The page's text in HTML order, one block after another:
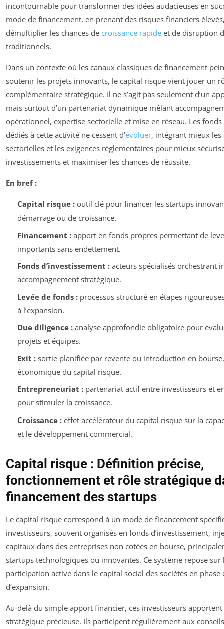
incontournable pour transformer des idées audacieuses en
mode de financement, en prenant des risques financiers
démultiplier les chances de croissance rapide et de disruption
traditionnels.
Dans un contexte où les canaux classiques de financement
soutenir les projets innovants, le capital risque vient jouer un
complémentaire stratégique. Il ne s’agit pas seulement d’un
mais surtout d’un partenariat dynamique mêlant
opérationnel, expertise sectorielle et mise en réseau. Les fonds
dédiés à cette activité ne cessent d’évoluer, intégrant mieux les
sectorielles et les exigences réglementaires pour mieux
investissements et maximiser les chances de réussite.
En bref :
Capital risque :outil clé pour financer les startups
démarrage ou de croissance.
Financement :apport en fonds propres permettant de
importants sans endettement.
Fonds d’investissement :acteurs spécialisés orchestrant
accompagnement stratégique.
Levée de fonds :processus structuré en étapes
à l’expansion.
Due diligence :analyse approfondie obligatoire pour
projets et équipes.
Exit :sortie planifiée par revente ou introduction en
économique du capital risque.
Entrepreneuriat :partenariat actif entre investisseurs et
pour stimuler la croissance.
Croissance :effet accélérateur du capital risque sur la
et le développement commercial.
Capital risque : Définition précise,
fonctionnement et rôle stratégique
financement des startups
Le capital risque correspond à un mode de financement
investisseurs, souvent organisés en fonds d’investissement,
capitaux dans des entreprises non cotées en bourse,
startups technologiques ou innovantes. Ce système repose sur
participation active dans le capital social des sociétés en
d’expansion.
Au-delà du simple apport financier, ces investisseurs
stratégique précieuse. Ils participent régulièrement aux conseils